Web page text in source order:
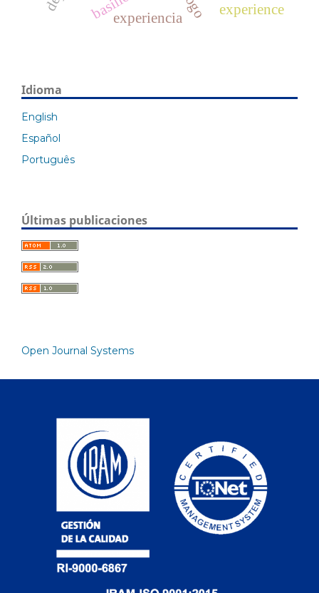
experiencia
experience
Idioma
English
Español
Português
Últimas publicaciones
Open Journal Systems